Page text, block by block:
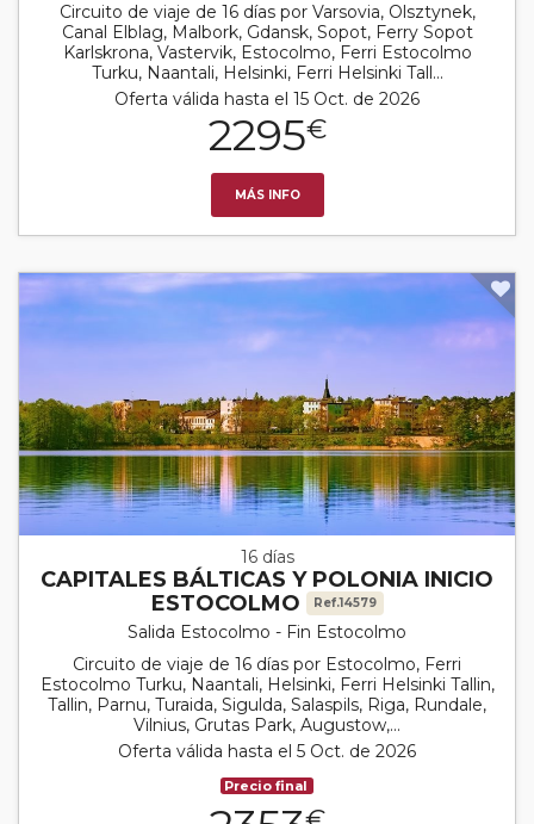
Circuito de viaje de 16 días por Varsovia, Olsztynek,
Canal Elblag, Malbork, Gdansk, Sopot, Ferry Sopot
Karlskrona, Vastervik, Estocolmo, Ferri Estocolmo
Turku, Naantali, Helsinki, Ferri Helsinki Tall...
Oferta válida hasta el 15 Oct. de 2026
2295€
MÁS INFO
16 días
CAPITALES BÁLTICAS Y POLONIA INICIO
ESTOCOLMO
Ref.14579
Salida Estocolmo - Fin Estocolmo
Circuito de viaje de 16 días por Estocolmo, Ferri
Estocolmo Turku, Naantali, Helsinki, Ferri Helsinki Tallin,
Tallin, Parnu, Turaida, Sigulda, Salaspils, Riga, Rundale,
Vilnius, Grutas Park, Augustow,...
Oferta válida hasta el 5 Oct. de 2026
Precio final